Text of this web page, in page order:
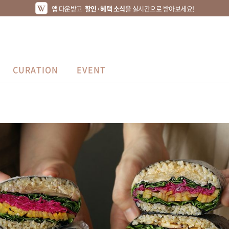
앱 다운받고 할인·혜택 소식을 실시간으로 받아보세요!
CURATION EVENT